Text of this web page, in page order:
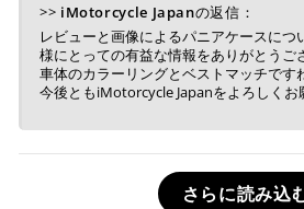
>> iMotorcycle Japanの返信：
レビューと画像によるパニアケースにつ
様にとっての有益な情報をありがとうご
車体のカラーリングとベストマッチです
今後ともiMotorcycle Japanをよろしくお
さらに読み込